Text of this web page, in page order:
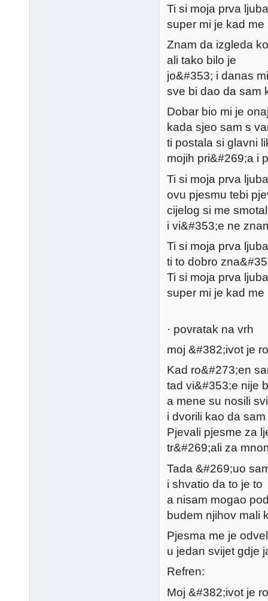
Ti si moja prva
super mi je kad
Znam da izgleda
ali tako bilo je
jo&#353; i danas
sve bi dao da sam
Dobar bio mi je
kada sjeo sam s
ti postala si glavni
mojih pri&#269;a i
Ti si moja prva
ovu pjesmu tebi
cijelog si me
i vi&#353;e ne
Ti si moja prva
ti to dobro
Ti si moja prva
super mi je kad
· povratak na vrh
moj &#382;ivot je
Kad ro&#273;en
tad vi&#353;e nije
a mene su nosili svi
i dvorili kao da
Pjevali pjesme za
tr&#269;ali za
Tada &#269;uo
i shvatio da to je to
a nisam mogao
budem njihov mali
Pjesma me je
u jedan svijet gdje
Refren:
Moj &#382;ivot je